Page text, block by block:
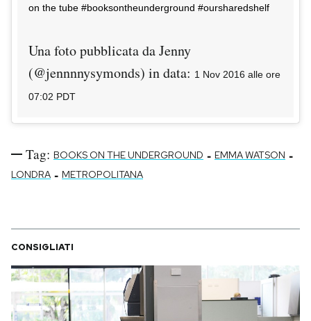
on the tube #booksontheunderground #oursharedshelf
Una foto pubblicata da Jenny
(@jennnnysymonds) in data: 1 Nov 2016 alle ore
07:02 PDT
Tag: BOOKS ON THE UNDERGROUND - EMMA WATSON -
LONDRA - METROPOLITANA
CONSIGLIATI